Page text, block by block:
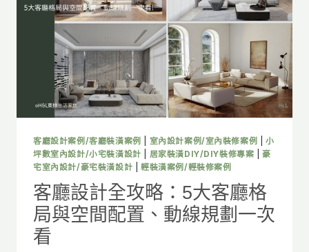
3
大
巧
打
造
療
癒
居
家
空
間
客廳設計案例/客廳裝潢案例 室內設計案例/室內裝修案例 |小
坪數室內設計/小宅裝潢設計
居家裝潢DIY/DIY裝修專案 |豪
宅室內設計/豪宅裝潢設計
輕裝潢案例/輕裝修案例
客廳設計全攻略：5大客廳格
局與空間配置、動線規劃一次
看